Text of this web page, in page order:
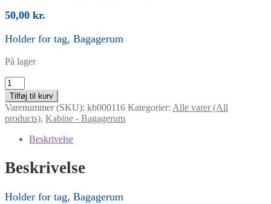
50,00 kr.
Holder for tag, Bagagerum
På lager
Holder
for
tag,
Bagagerum
antal
Tilføj til kurv
Varenummer (SKU): kb000116 Kategorier: Alle varer (All
products), Kabine - Bagagerum
Beskrivelse
Beskrivelse
Holder for tag, Bagagerum